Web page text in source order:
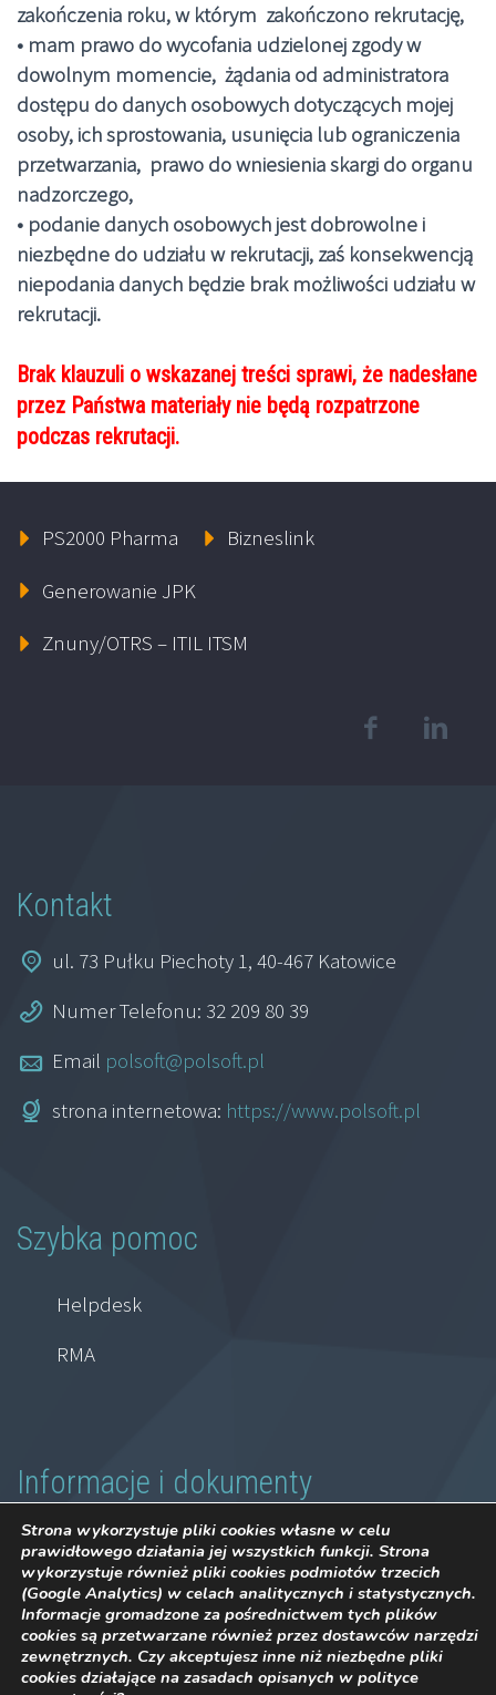
zakończenia roku, w którym zakończono rekrutację,
• mam prawo do wycofania udzielonej zgody w
dowolnym momencie, żądania od administratora
dostępu do danych osobowych dotyczących mojej
osoby, ich sprostowania, usunięcia lub ograniczenia
przetwarzania, prawo do wniesienia skargi do organu
nadzorczego,
• podanie danych osobowych jest dobrowolne i
niezbędne do udziału w rekrutacji, zaś konsekwencją
niepodania danych będzie brak możliwości udziału w
rekrutacji.
Brak klauzuli o wskazanej treści sprawi, że nadesłane
przez Państwa materiały nie będą rozpatrzone
podczas rekrutacji.
PS2000 Pharma
Bizneslink
Generowanie JPK
Znuny/OTRS – ITIL ITSM
Kontakt
ul. 73 Pułku Piechoty 1, 40-467 Katowice
Numer Telefonu: 32 209 80 39
Email polsoft@polsoft.pl
strona internetowa: https://www.polsoft.pl
Szybka pomoc
Helpdesk
RMA
Informacje i dokumenty
Regulamin sprzedaży
Polityka prywatności
Formularz GPSR Polsoft
Strona wykorzystuje pliki cookies własne w celu
prawidłowego działania jej wszystkich funkcji. Strona
wykorzystuje również pliki cookies podmiotów trzecich
(Google Analytics) w celach analitycznych i statystycznych.
Informacje gromadzone za pośrednictwem tych plików
cookies są przetwarzane również przez dostawców narzędzi
zewnętrznych. Czy akceptujesz inne niż niezbędne pliki
cookies działające na zasadach opisanych w polityce